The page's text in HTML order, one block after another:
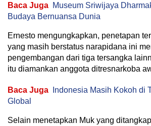
Baca Juga Museum Sriwijaya
Budaya Bernuansa Dunia
Ernesto mengungkapkan, penetapan
yang masih berstatus narapidana ini
pengembangan dari tiga tersangka
itu diamankan anggota ditresnarkoba
Baca Juga
Indonesia Masih Kokoh di
Global
Selain menetapkan Muk yang